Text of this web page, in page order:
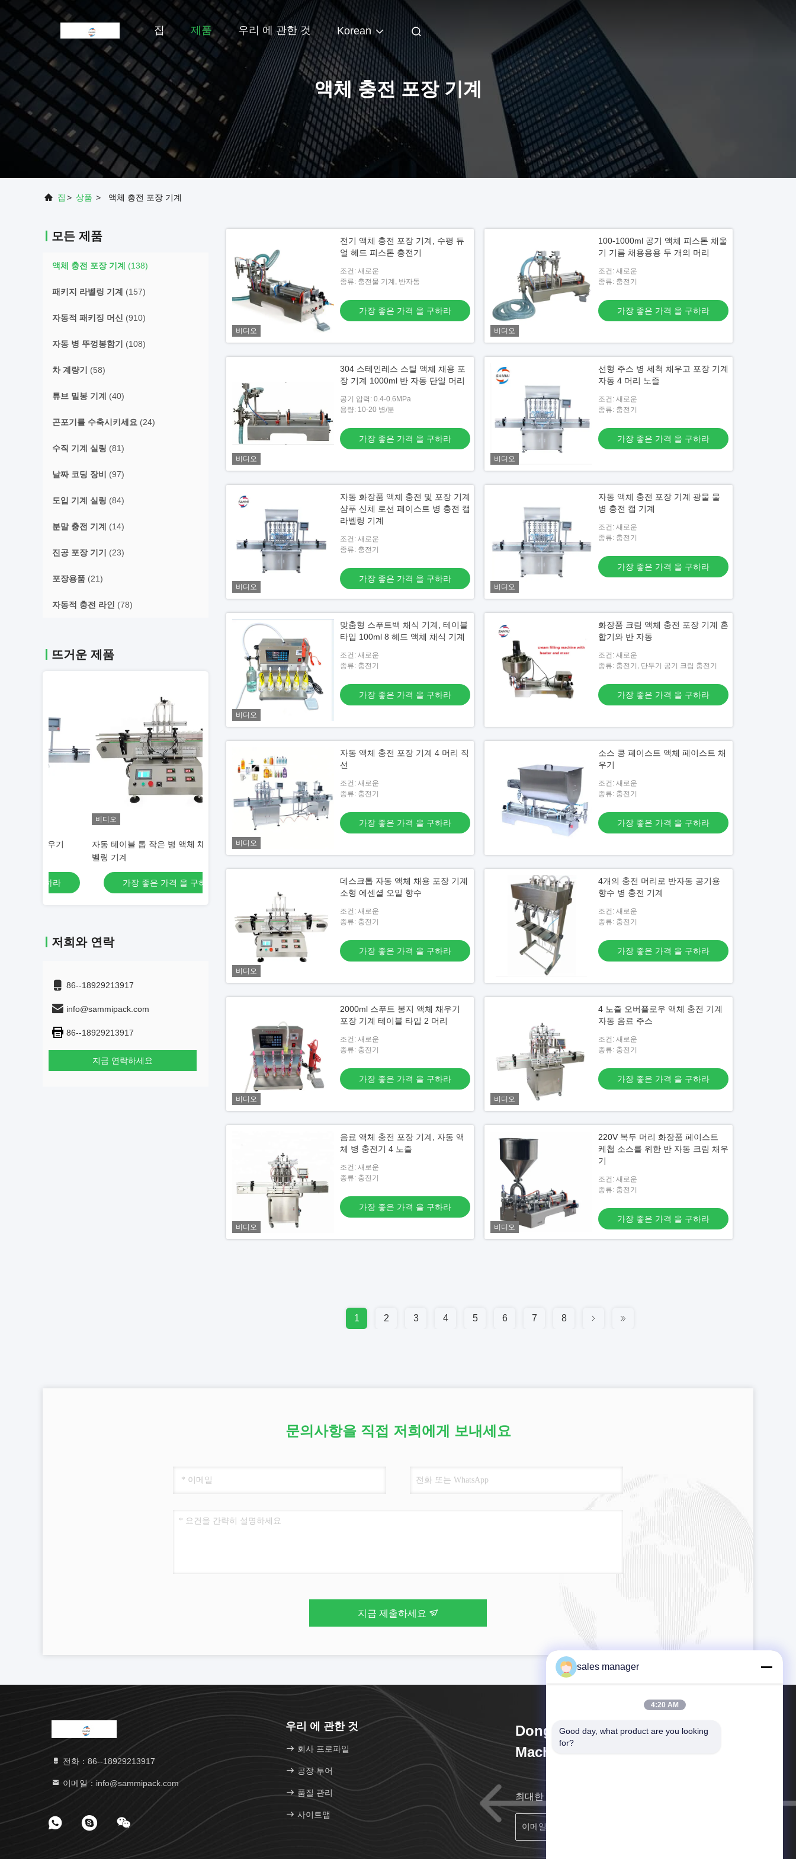
집 제품 우리 에 관한 것 Korean
액체 충전 포장 기계
집 > 상품 > 액체 충전 포장 기계
모든 제품
액체 충전 포장 기계 (138)
패키지 라벨링 기계 (157)
자동적 패키징 머신 (910)
자동 병 뚜껑봉함기 (108)
차 계량기 (58)
튜브 밀봉 기계 (40)
곤포기를 수축시키세요 (24)
수직 기계 실링 (81)
날짜 코딩 장비 (97)
도입 기계 실링 (84)
분말 충전 기계 (14)
진공 포장 기기 (23)
포장용품 (21)
자동적 충전 라인 (78)
뜨거운 제품
자동 테이블 톱 작은 병 액체 채우기 캡 라
가장 좋은 가격 을 구하라
4 노즐 액체 충전 기계 자동 오버플로우 액
체 병 충전기
비디오
림 충전기
가장 좋은 가격 을 구하라
비디오
울기
가장 좋은 가격 을 구하라
저희와 연락
86--18929213917
info@sammipack.com
86--18929213917
지금 연락하세요
비디오
전기 액체 충전 포장 기계, 수평 듀
얼 헤드 피스톤 충전기
조건: 새로운
종류: 충전물 기계, 반자동
가장 좋은 가격 을 구하라
비디오
100-1000ml 공기 액체 피스톤 채울
기 기름 채용용용 두 개의 머리
조건: 새로운
종류: 충전기
가장 좋은 가격 을 구하라
비디오
304 스테인레스 스틸 액체 채용 포
장 기계 1000ml 반 자동 단일 머리
공기 압력: 0.4-0.6MPa
용량: 10-20 병/분
가장 좋은 가격 을 구하라
비디오
선형 주스 병 세척 채우고 포장 기계
자동 4 머리 노즐
조건: 새로운
종류: 충전기
가장 좋은 가격 을 구하라
비디오
자동 화장품 액체 충전 및 포장 기계
샴푸 신체 로션 페이스트 병 충전 캡
라벨링 기계
조건: 새로운
종류: 충전기
가장 좋은 가격 을 구하라
비디오
자동 액체 충전 포장 기계 광물 물
병 충전 캡 기계
조건: 새로운
종류: 충전기
가장 좋은 가격 을 구하라
비디오
맞춤형 스푸트백 채식 기계, 테이블
타입 100ml 8 헤드 액체 채식 기계
조건: 새로운
종류: 충전기
가장 좋은 가격 을 구하라
화장품 크림 액체 충전 포장 기계 혼
합기와 반 자동
조건: 새로운
종류: 충전기, 단두기 공기 크림 충전기
가장 좋은 가격 을 구하라
비디오
자동 액체 충전 포장 기계 4 머리 직
선
조건: 새로운
종류: 충전기
가장 좋은 가격 을 구하라
소스 콩 페이스트 액체 페이스트 채
우기
조건: 새로운
종류: 충전기
가장 좋은 가격 을 구하라
비디오
데스크톱 자동 액체 채용 포장 기계
소형 에센셜 오일 향수
조건: 새로운
종류: 충전기
가장 좋은 가격 을 구하라
4개의 충전 머리로 반자동 공기용
향수 병 충전 기계
조건: 새로운
종류: 충전기
가장 좋은 가격 을 구하라
비디오
2000ml 스푸트 봉지 액체 채우기
포장 기계 테이블 타입 2 머리
조건: 새로운
종류: 충전기
가장 좋은 가격 을 구하라
비디오
4 노즐 오버플로우 액체 충전 기계
자동 음료 주스
조건: 새로운
종류: 충전기
가장 좋은 가격 을 구하라
비디오
음료 액체 충전 포장 기계, 자동 액
체 병 충전기 4 노즐
조건: 새로운
종류: 충전기
가장 좋은 가격 을 구하라
비디오
220V 복두 머리 화장품 페이스트
케첩 소스를 위한 반 자동 크림 채우
기
조건: 새로운
종류: 충전기
가장 좋은 가격 을 구하라
1 2 3 4 5 6 7 8
문의사항을 직접 저희에게 보내세요
지금 제출하세요
전화：86--18929213917
이메일：info@sammipack.com
우리 에 관한 것
회사 프로파일
공장 투어
품질 관리
사이트맵
Dongguan Sammi Packing
Machine Co., Ltd.
최대한 빨리 연락할게요
sales manager
4:20 AM
Good day, what product are you looking
for?